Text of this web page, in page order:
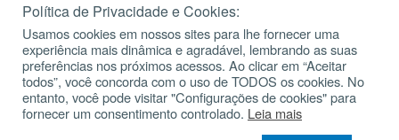
Fundação João Paulo II
Pedido de Oração
Mapa do site
Política de Privacidade e Cookies:
Usamos cookies em nossos sites para lhe fornecer uma
experiência mais dinâmica e agradável, lembrando as suas
preferências nos próximos acessos. Ao clicar em “Aceitar
todos”, você concorda com o uso de TODOS os cookies. No
entanto, você pode visitar "Configurações de cookies" para
fornecer um consentimento controlado. Leia mais